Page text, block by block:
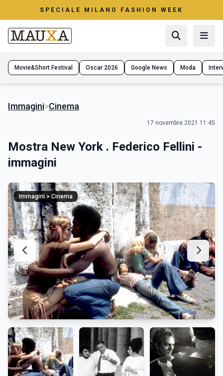
SPECIALE MILANO FASHION WEEK
Movie&Short Festival Oscar 2026 Google News Moda
Immagini>Cinema
17 novembre 2021 11:45
Mostra New York . Federico Fellini -
immagini
Immagini > Cinema